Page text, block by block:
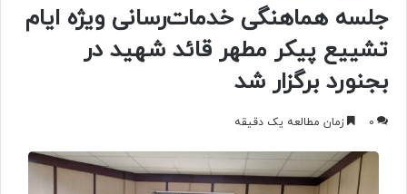
جلسه هماهنگی خدمات‌رسانی ویژه ایام
تشییع پیکر مطهر قائد شهید در
بجنورد برگزار شد
0 زمان مطالعه یک دقیقه